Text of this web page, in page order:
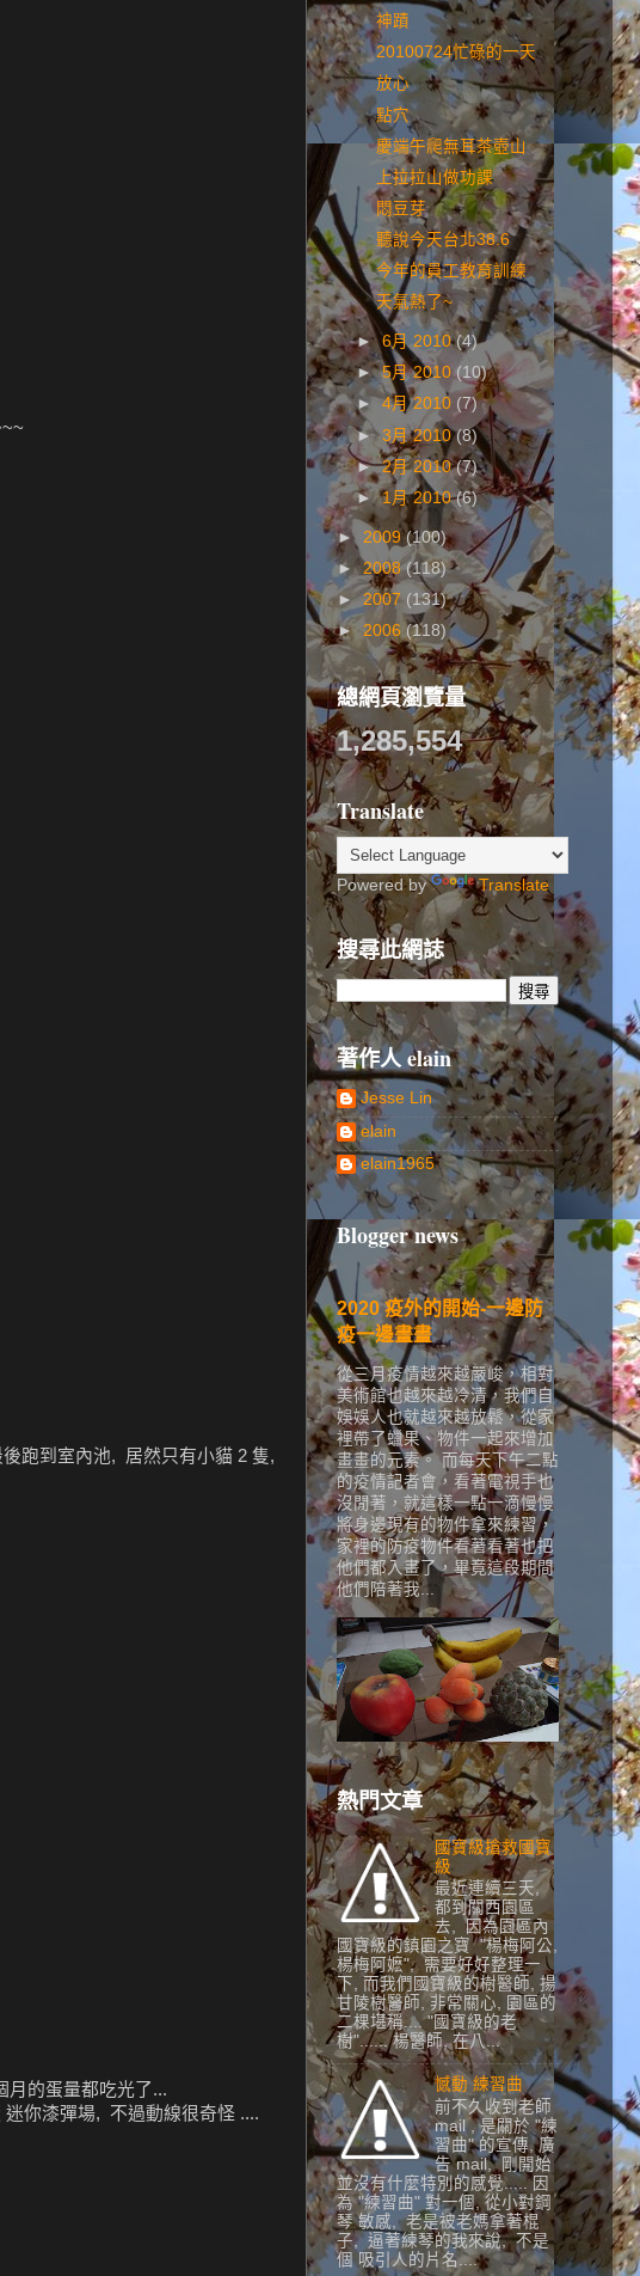
跑到室內池, 居然只有小貓 2 隻,
月的蛋量都吃光了...
你漆彈場, 不過動線很奇怪 ....
神蹟
20100724忙碌的一天
放心
點穴
慶端午爬無耳茶壺山
上拉拉山做功課
悶豆芽
聽說今天台北38.6
今年的員工教育訓練
天氣熱了~
►6月 2010(4)
►5月 2010(10)
►4月 2010 (7)
►3月 2010(8)
►2月 2010(7)
►1月 2010(6)
► 2009(100)
► 2008(118)
►2007 (131)
► 2006 (118)
總網頁瀏覽量
1,285,554
Translate
Powered by Translate
搜尋此網誌
著作人 elain
Jesse Lin
elain
elain1965
Blogger news
2020 疫外的開始-一邊防
疫一邊畫畫
從三月疫情越來越嚴峻，相對
美術館也越來越冷清，我們自
娛娛人也就越來越放鬆，從家
裡帶了蠟果、物件一起來增加
畫畫的元素。 而每天下午二點
的疫情記者會，看著電視手也
沒閒著，就這樣一點一滴慢慢
將身邊現有的物件拿來練習，
家裡的防疫物件看著看著也把
他們都入畫了，畢竟這段期間
他們陪著我...
熱門文章
國寶級搶救國寶
級
最近連續三天,
都到關西園區
去, 因為園區內
國寶級的鎮園之寶 "楊梅阿公,
楊梅阿嬷", 需要好好整理一
下, 而我們國寶級的樹醫師, 揚
甘陵樹醫師, 非常關心, 園區的
二棵堪稱.... "國寶級的老
樹"...... 楊醫師, 在八...
憾動 練習曲
前不久收到老師
mail , 是關於 "練
習曲" 的宣傳, 廣
告 mail, 剛開始
並沒有什麼特別的感覺..... 因
為 "練習曲" 對一個, 從小對鋼
琴 敏感, 老是被老媽拿著棍
子, 逼著練琴的我來說, 不是
個 吸引人的片名....